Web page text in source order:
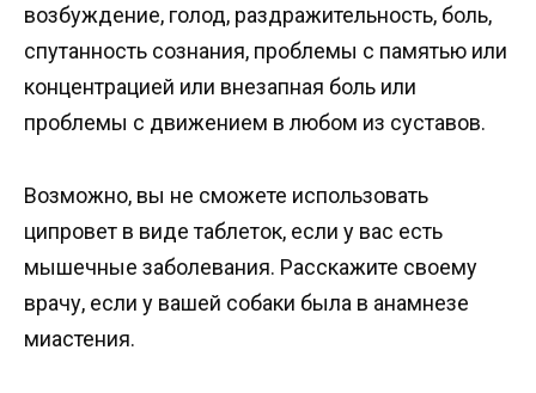
возбуждение, голод, раздражительность, боль,
спутанность сознания, проблемы с памятью или
концентрацией или внезапная боль или
проблемы с движением в любом из суставов.
Возможно, вы не сможете использовать
ципровет в виде таблеток, если у вас есть
мышечные заболевания. Расскажите своему
врачу, если у вашей собаки была в анамнезе
миастения.